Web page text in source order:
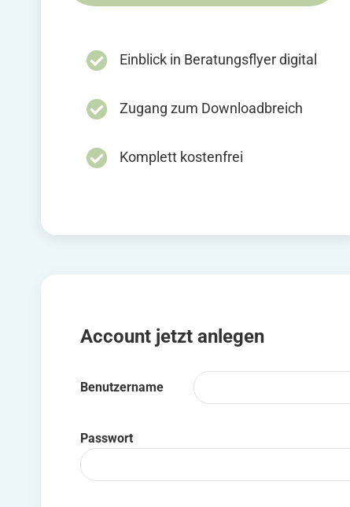
Einblick in Beratungsflyer digital
Zugang zum Downloadbreich
Komplett kostenfrei
Account jetzt anlegen
Benutzername
Passwort